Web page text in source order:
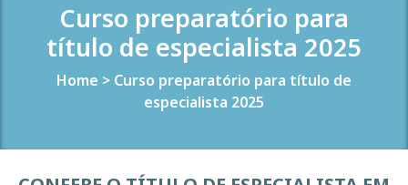
Curso preparatório para
título de especialista 2025
Home > Curso preparatório para título de
especialista 2025